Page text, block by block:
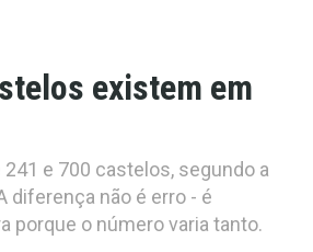
existem em
e 700 castelos, segundo a
diferença não é erro - é
porque o número varia tanto.